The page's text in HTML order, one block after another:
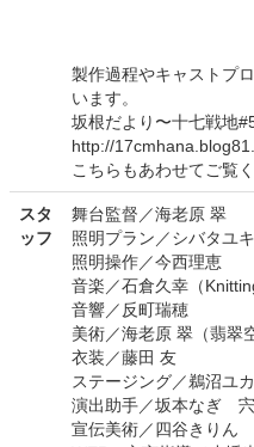
製作過程やキャストプ
います。
坂根だより〜十七戦地
http://
こちらもあわせてご覧く
スタ
ッフ
舞台監督／海老原 翠
照明プラン／シバタユ
照明操作／今西理恵
音楽／石倉久幸（
音響／反町瑞穂
美術／海老原 翠（翡翠
衣装／藤田 友
ステージング／鵜沼ユカ
演出助手／坂本なぎ 宍
宣伝美術／四谷きりん